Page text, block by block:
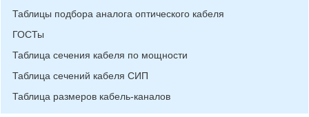
Таблицы подбора аналога оптического кабеля
ГОСТы
Таблица сечения кабеля по мощности
Таблица сечений кабеля СИП
Таблица размеров кабель-каналов